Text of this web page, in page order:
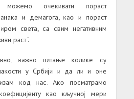
очекивати пораст
и демагога, као и пораст
света, са свим негативним
раст“.
важно питање колике су
у Србији и да ли и оне
код нас. Ако посматрамо
као кључној мери